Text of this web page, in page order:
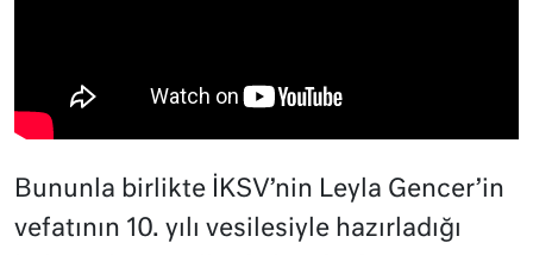
Bununla birlikte İKSV’nin Leyla Gencer’in
vefatının 10. yılı vesilesiyle hazırladığı